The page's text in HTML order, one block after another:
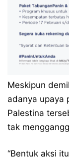
Meskipun
adanya upaya
Palestina
tak
“Bentuk aksi